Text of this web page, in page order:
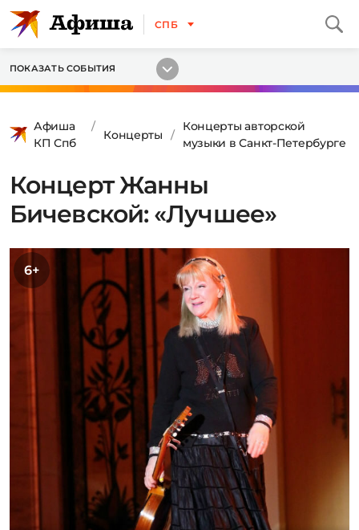
СПБ
ПОКАЗАТЬ СОБЫТИЯ
Афиша
КП Спб
Концерты
Концерты авторской
музыки в Санкт-Петербурге
Концерт Жанны
Бичевской: «Лучшее»
6+